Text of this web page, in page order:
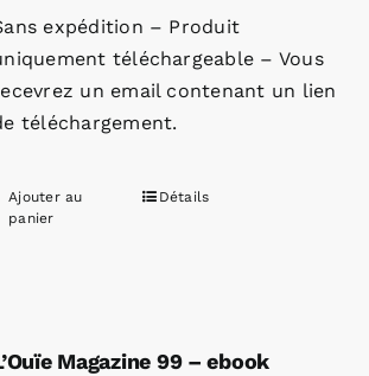
expédition – Produit
téléchargeable – Vous
un email contenant un lien
téléchargement.
Ajouter au
panier
Détails
Magazine 99 – ebook